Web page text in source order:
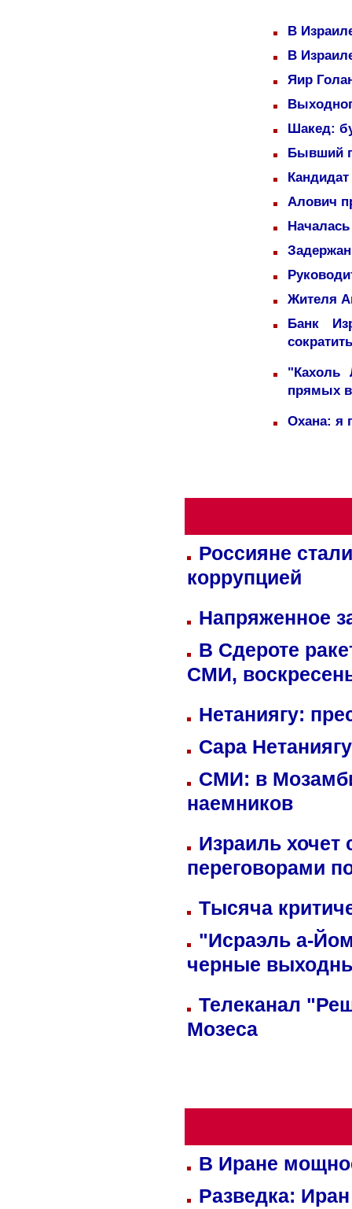
В
В
Яир
Шакед:
Бывший
Алович
Жителя
Банк
"Кахоль
прямых
Охана: я
Россияне
коррупцией
Напряженное
В Сдероте
СМИ,
Нетаниягу:
Сара
СМИ: в
наемников
Израиль хочет
переговорами
Тысяча
"Исраэль а-
черные
Телеканал
Мозеса
В Иране
Разведка: